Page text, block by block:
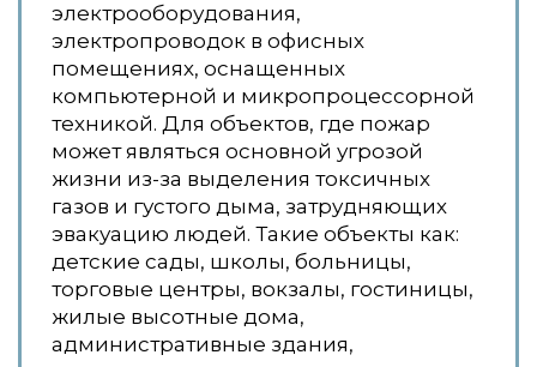
электрооборудования,
электропроводок в офисных
помещениях, оснащенных
компьютерной и микропроцессорной
техникой. Для объектов, где пожар
может являться основной угрозой
жизни из-за выделения токсичных
газов и густого дыма, затрудняющих
эвакуацию людей. Такие объекты как:
детские сады, школы, больницы,
торговые центры, вокзалы, гостиницы,
жилые высотные дома,
административные здания,